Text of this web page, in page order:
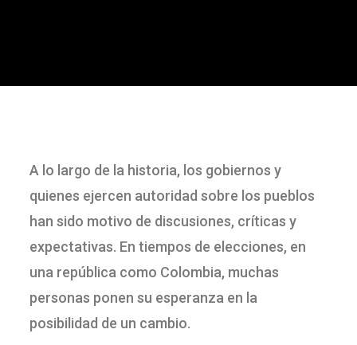
A lo largo de la historia, los gobiernos y
quienes ejercen autoridad sobre los pueblos
han sido motivo de discusiones, críticas y
expectativas. En tiempos de elecciones, en
una república como Colombia, muchas
personas ponen su esperanza en la
posibilidad de un cambio.